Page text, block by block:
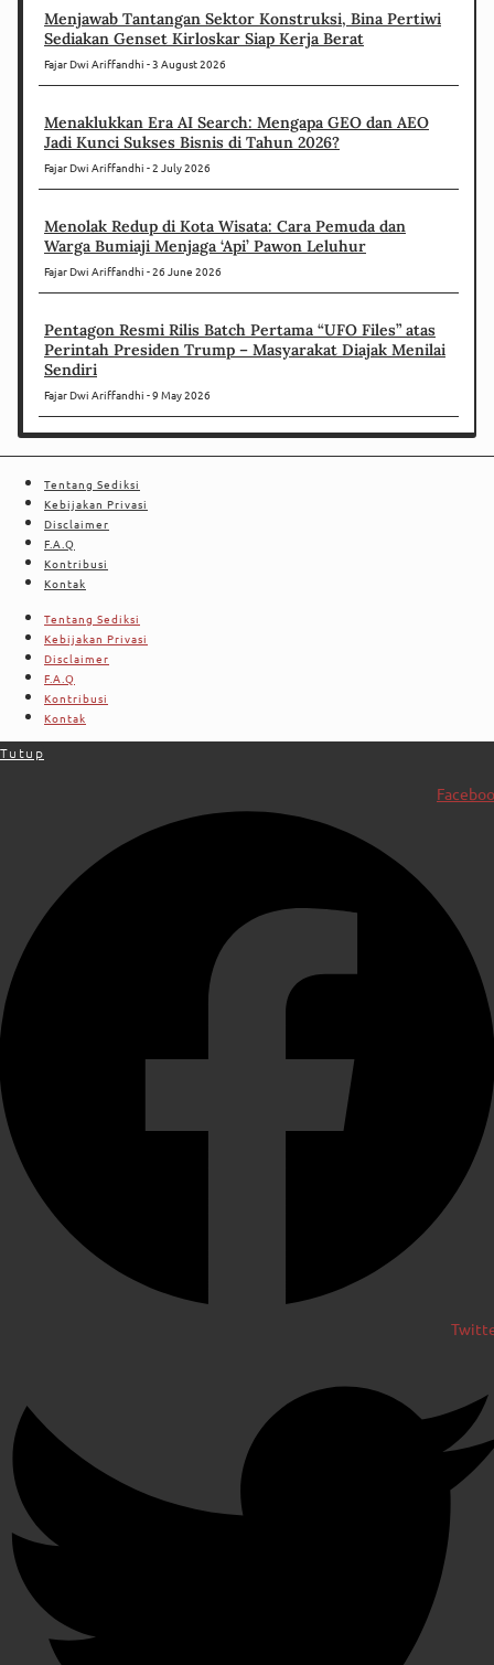
Menjawab Tantangan Sektor Konstruksi, Bina Pertiwi
Sediakan Genset Kirloskar Siap Kerja Berat
Fajar Dwi Ariffandhi 3 August 2026
Menaklukkan Era AI Search: Mengapa GEO dan AEO
Jadi Kunci Sukses Bisnis di Tahun 2026?
Fajar Dwi Ariffandhi 2 July 2026
Menolak Redup di Kota Wisata: Cara Pemuda dan
Warga Bumiaji Menjaga ‘Api’ Pawon Leluhur
Fajar Dwi Ariffandhi 26 June 2026
Pentagon Resmi Rilis Batch Pertama “UFO Files” atas
Perintah Presiden Trump – Masyarakat Diajak Menilai
Sendiri
Fajar Dwi Ariffandhi 9 May 2026
Tentang Sediksi
Kebijakan Privasi
Disclaimer
F.A.Q
Kontribusi
Kontak
Tentang Sediksi
Kebijakan Privasi
Disclaimer
F.A.Q
Kontribusi
Kontak
Tutup